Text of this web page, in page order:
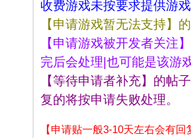
论
bs
np
收费游戏未按要求提供游
【申请游戏暂无法支持】
【申请游戏被开发者关注
完后会处理|也可能是该游
【等待申请者补充】的帖
复的将按申请失败处理。
【申请贴一般3-10天左右会有